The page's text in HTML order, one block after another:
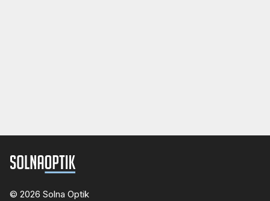
© 2026 Solna Optik